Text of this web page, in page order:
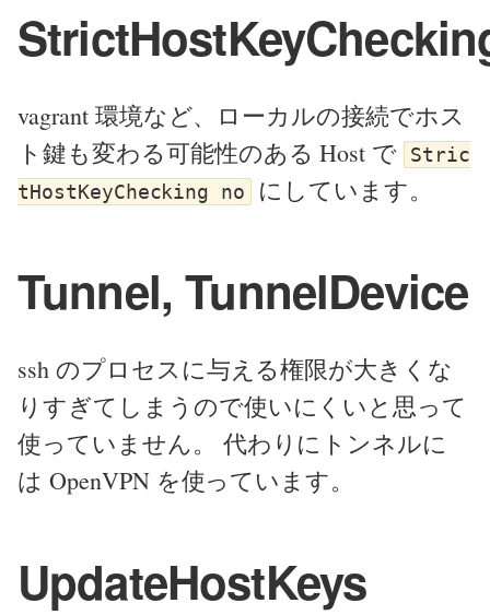
vagrant 環境など、ローカルの接続でホス
ト鍵も変わる可能性のある Host で Stric
tHostKeyChecking no
にしています。
Tunnel, TunnelDevice
ssh のプロセスに与える権限が大きくな
りすぎてしまうので使いにくいと思って
使っていません。 代わりにトンネルに
は OpenVPN を使っています。
UpdateHostKeys